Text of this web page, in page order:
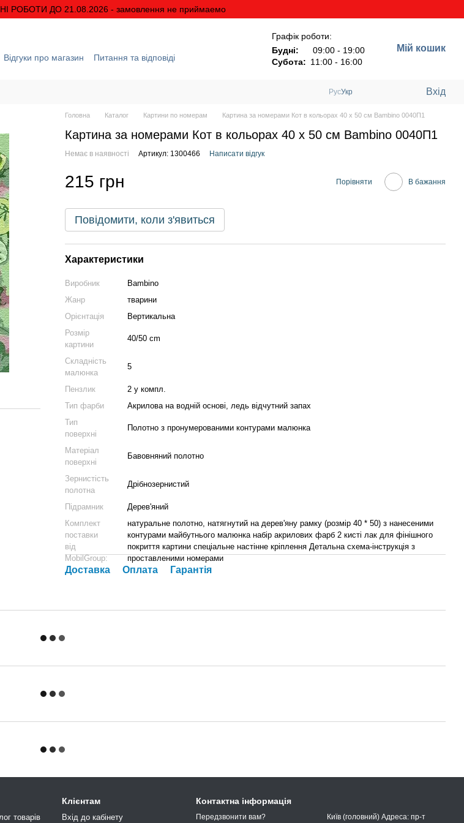
РОБОТИ ДО 21.08.2026 - замовлення не приймаемо
Відгуки про магазин
Питання та відповіді
Графік роботи:
Будні:
09:00 - 19:00
Субота: 11:00 - 16:00
Мій кошик
РусУкр Вхід
Головна Каталог Картини по номерам Картина за номерами Кот в кольорах 40 х 50 см Bambino 0040П1
Картина за номерами Кот в кольорах 40 х 50 см Bambino 0040П1
Немає в наявності Артикул: 1300466 Написати відгук
215 грн Порівняти В бажання
Повідомити, коли з'явиться
Характеристики
Виробник
Bambino
Жанр
тварини
Орієнтація
Вертикальна
Розмір
картини
40/50 cm
Складність
малюнка
5
Пензлик
2 у компл.
Тип фарби
Акрилова на водній основі, ледь відчутний запах
Тип
поверхні
Полотно з пронумерованими контурами малюнка
Матеріал
поверхні
Бавовняний полотно
Зернистість
полотна
Дрібнозернистий
Підрамник
Дерев'яний
Комплект
поставки
від
MobilGroup:
натуральне полотно, натягнутий на дерев'яну рамку (розмір 40 * 50) з нанесеними
контурами майбутнього малюнка набір акрилових фарб 2 кисті лак для фінішного
покриття картини спеціальне настінне кріплення Детальна схема-інструкція з
проставленими номерами
Доставка Оплата Гарантія
товарів
Клієнтам
Вхід до кабінету
Контактна інформація
Передзвонити вам?
Київ (головний) Адреса: пр-т